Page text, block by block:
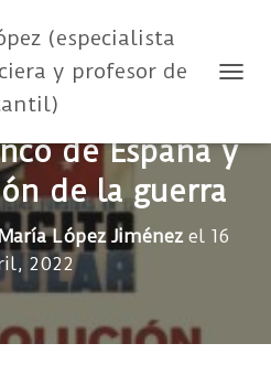
(especialista
y profesor de
de España y
de la guerra
López Jiménez el 16
2022